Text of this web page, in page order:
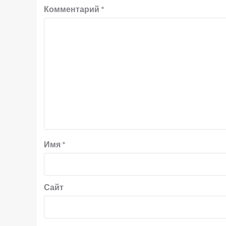
Комментарий *
Имя *
Сайт